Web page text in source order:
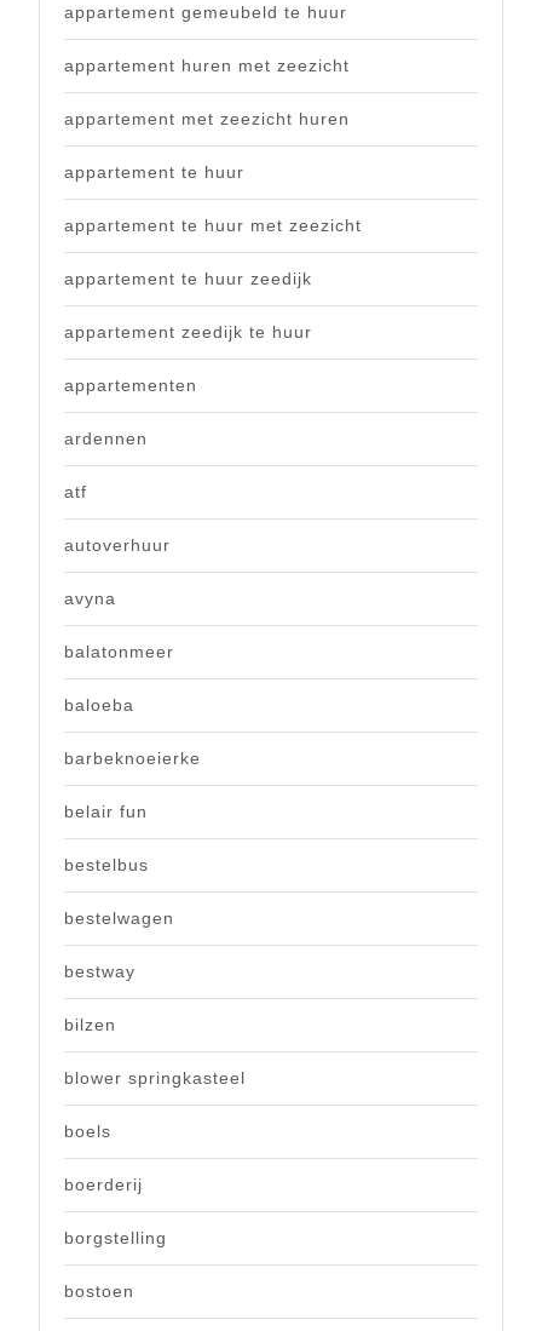
appartement gemeubeld te huur
appartement huren met zeezicht
appartement met zeezicht huren
appartement te huur
appartement te huur met zeezicht
appartement te huur zeedijk
appartement zeedijk te huur
appartementen
ardennen
atf
autoverhuur
avyna
balatonmeer
baloeba
barbeknoeierke
belair fun
bestelbus
bestelwagen
bestway
bilzen
blower springkasteel
boels
boerderij
borgstelling
bostoen